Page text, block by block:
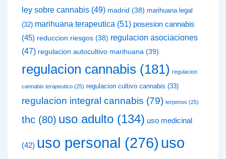
ley sobre cannabis (49) madrid (38) marihuana legal
(32) marihuana terapeutica (51) posesion cannabis
(45) reduccion riesgos (38) regulacion asociaciones
(47) regulacion autocultivo marihuana (39)
regulacion cannabis (181) regulacion
cannabis terapeutico (25) regulacion cultivo cannabis (33)
regulacion integral cannabis (79) terpenos (25)
thc (80) uso adulto (134) uso medicinal
(42) uso personal (276) uso